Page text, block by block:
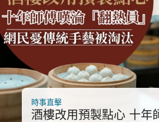
時事直擊
酒樓改用預製點心 十年師傅嘆淪「翻